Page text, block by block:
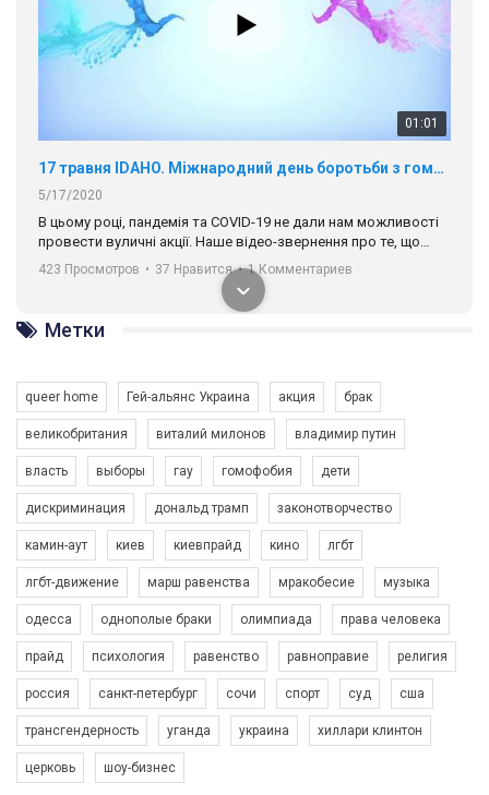
01:01
17 травня IDAHO. Міжнародний день боротьби з гомофобією трансфобією і біфобія.
5/17/2020
В цьому році, пандемія та COVІD-19 не дали нам можливості
провести вуличні акції. Наше відео-звернення про те, що
навіть коли ми у різних містах та не можемо зустрінеться, ми
разом. Ми закликаємо всіх хто поділяє цінності рівності та
солідарності, приєднатися до нас. Регіональні підрозділи
ГАУ є в 16 областях України.
Разом наш голос лунає гучніше!
423 Просмотров • 37 Нравится • 1 Комментариев
Зупинимо насильство проти ЛГБТ в Україні! Stop violence against LGBT in Ukraine!
6/30/2017
Емоційний та вражаючий промо-ролік на конкурс PACT, який
представляє програму "Гей-альянс Україна" з протидії
насильству проти ЛГБТ в Україні.
Ми просимо вашої підтримки, щоб реалізувати нашу
програму з боротьби з насильством проти ЛГБТ в Україні.
Якщо ти хочеш підтримати нас - просто натисни "лайк" під
1.9K Просмотров • 226 Нравится • 5 Комментариев
Метки
queer home Гей-альянс Украина акция брак
великобритания виталий милонов владимир путин
власть выборы гау гомофобия дети
дискриминация дональд трамп законотворчество
камин-аут киев киевпрайд кино лгбт
лгбт-движение марш равенства мракобесие музыка
одесса однополые браки олимпиада права человека
прайд психология равенство равноправие религия
россия санкт-петербург сочи спорт суд сша
трансгендерность уганда украина хиллари клинтон
церковь шоу-бизнес